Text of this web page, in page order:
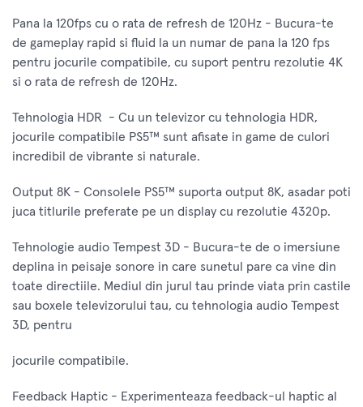
Pana la 120fps cu o rata de refresh de 120Hz - Bucura-te
de gameplay rapid si fluid la un numar de pana la 120 fps
pentru jocurile compatibile, cu suport pentru rezolutie 4K
si o rata de refresh de 120Hz.
Tehnologia HDR - Cu un televizor cu tehnologia HDR,
jocurile compatibile PS5™ sunt afisate in game de culori
incredibil de vibrante si naturale.
Output 8K - Consolele PS5™ suporta output 8K, asadar poti
juca titlurile preferate pe un display cu rezolutie 4320p.
Tehnologie audio Tempest 3D - Bucura-te de o imersiune
deplina in peisaje sonore in care sunetul pare ca vine din
toate directiile. Mediul din jurul tau prinde viata prin castile
sau boxele televizorului tau, cu tehnologia audio Tempest
3D, pentru
jocurile compatibile.
Feedback Haptic - Experimenteaza feedback-ul haptic al